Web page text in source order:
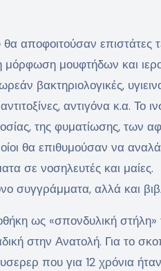
αποφοιτούσαν επιστάτες
μόρφωση μουφτήδων και
βακτηριολογικές,
αντιγόνα κ.α. Το
της φυματίωσης, των
θα επιθυμούσαν να
σε νοσηλευτές και μαίες.
συγγράμματα, αλλά και
ως «σπονδυλική στήλη»
στην Ανατολή. Για το
που για 12 χρόνια